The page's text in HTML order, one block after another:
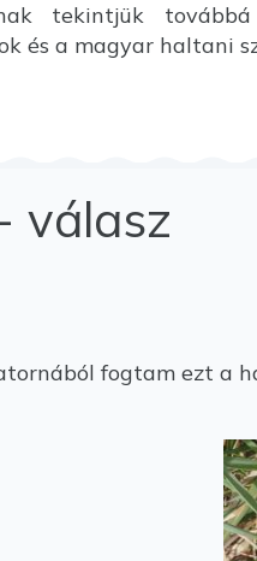
tekintjük
és a magyar haltani
válasz
fogtam ezt a